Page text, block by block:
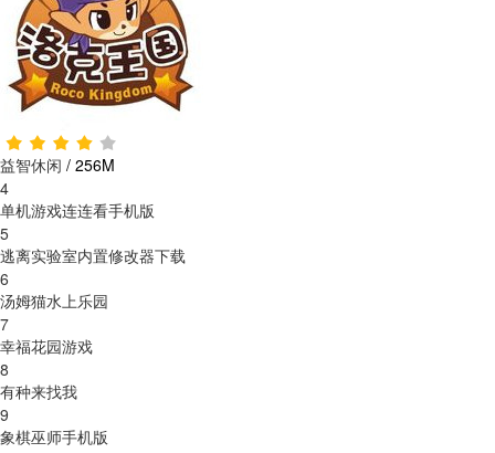
益智休闲 / 256M
4
单机游戏连连看手机版
5
逃离实验室内置修改器下载
6
汤姆猫水上乐园
7
幸福花园游戏
8
有种来找我
9
象棋巫师手机版